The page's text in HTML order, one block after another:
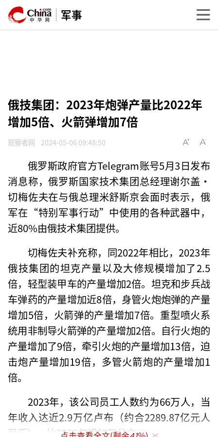
军事
俄技集团：2023年炮弹产量比2022年
增加5倍、火箭弹增加7倍
观察者网 2024-05-06 09:48:50
俄罗斯政府官方Telegram账号5月3日发布
消息称，俄罗斯国家技术集团总经理谢尔盖·
切梅佐夫在与俄总理米舒斯京会面时表示，俄
军在“特别军事行动”中使用的各种武器中，
近80%由俄技术集团提供。
切梅佐夫补充称，同2022年相比，2023年
俄技集团的坦克产量以及大修规模增加了2.5
倍，轻型装甲车的产量增加2倍。坦克和步兵战
车弹药的产量增加近8倍，身管火炮炮弹的产量
增加5倍，火箭弹的产量增加7倍。重型喷火系
统用非制导火箭弹的产量增加2倍。自行火炮的
产量增加了9倍，牵引火炮的产量增加13倍，迫
击炮产量增加19倍，多管火箭炮的产量增加1
倍。
2023年，该公司员工人数约为66万人，当
年收入达近2.9万亿卢布（约合2289.87亿元人
民币），比2022年增加三分之一。